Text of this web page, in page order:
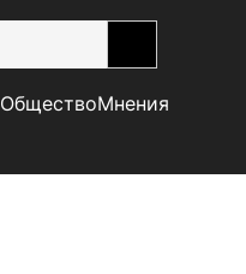
ОбществоМнения